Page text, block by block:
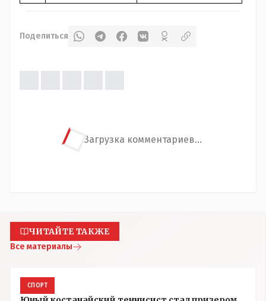
Поделиться
Загрузка комментариев...
ЧИТАЙТЕ ТАКЖЕ
Все материалы
СПОРТ